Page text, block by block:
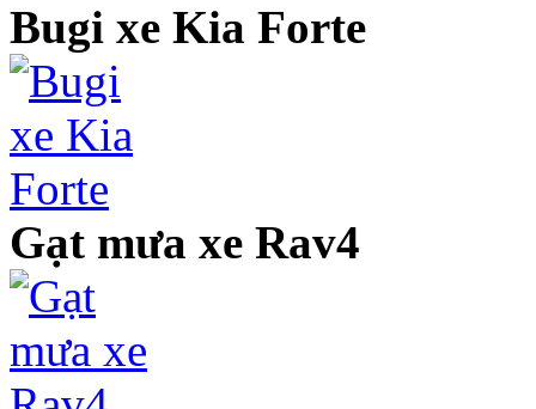
Bugi xe Kia Forte
Gạt mưa xe Rav4